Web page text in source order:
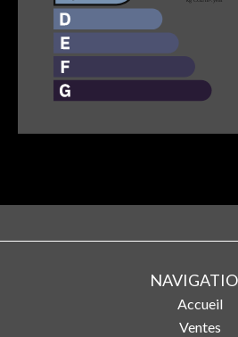
Accueil
Ventes